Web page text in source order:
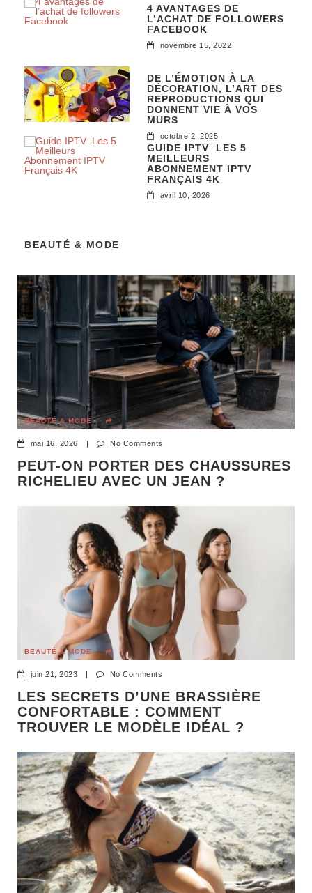
4 AVANTAGES DE
L’ACHAT DE FOLLOWERS
FACEBOOK
novembre 15, 2022
DE L’ÉMOTION À LA
DÉCORATION, L’ART DES
REPRODUCTIONS QUI
DONNENT VIE À VOS
MURS
octobre 2, 2025
GUIDE IPTV LES 5
MEILLEURS
ABONNEMENT IPTV
FRANÇAIS 4K
avril 10, 2026
BEAUTÉ & MODE
BEAUTÉ & MODE
mai 16, 2026 | No Comments
PEUT-ON PORTER DES CHAUSSURES
RICHELIEU AVEC UN JEAN ?
BEAUTÉ & MODE
juin 21, 2023 No Comments
LES SECRETS D’UNE BRASSIÈRE
CONFORTABLE : COMMENT
TROUVER LE MODÈLE IDÉAL ?